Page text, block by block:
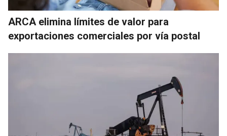
ARCA elimina límites de valor para
exportaciones comerciales por vía postal